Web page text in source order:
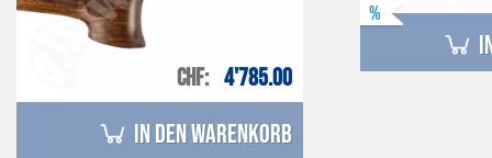
CHF 4'785.00
in den Warenkorb
%